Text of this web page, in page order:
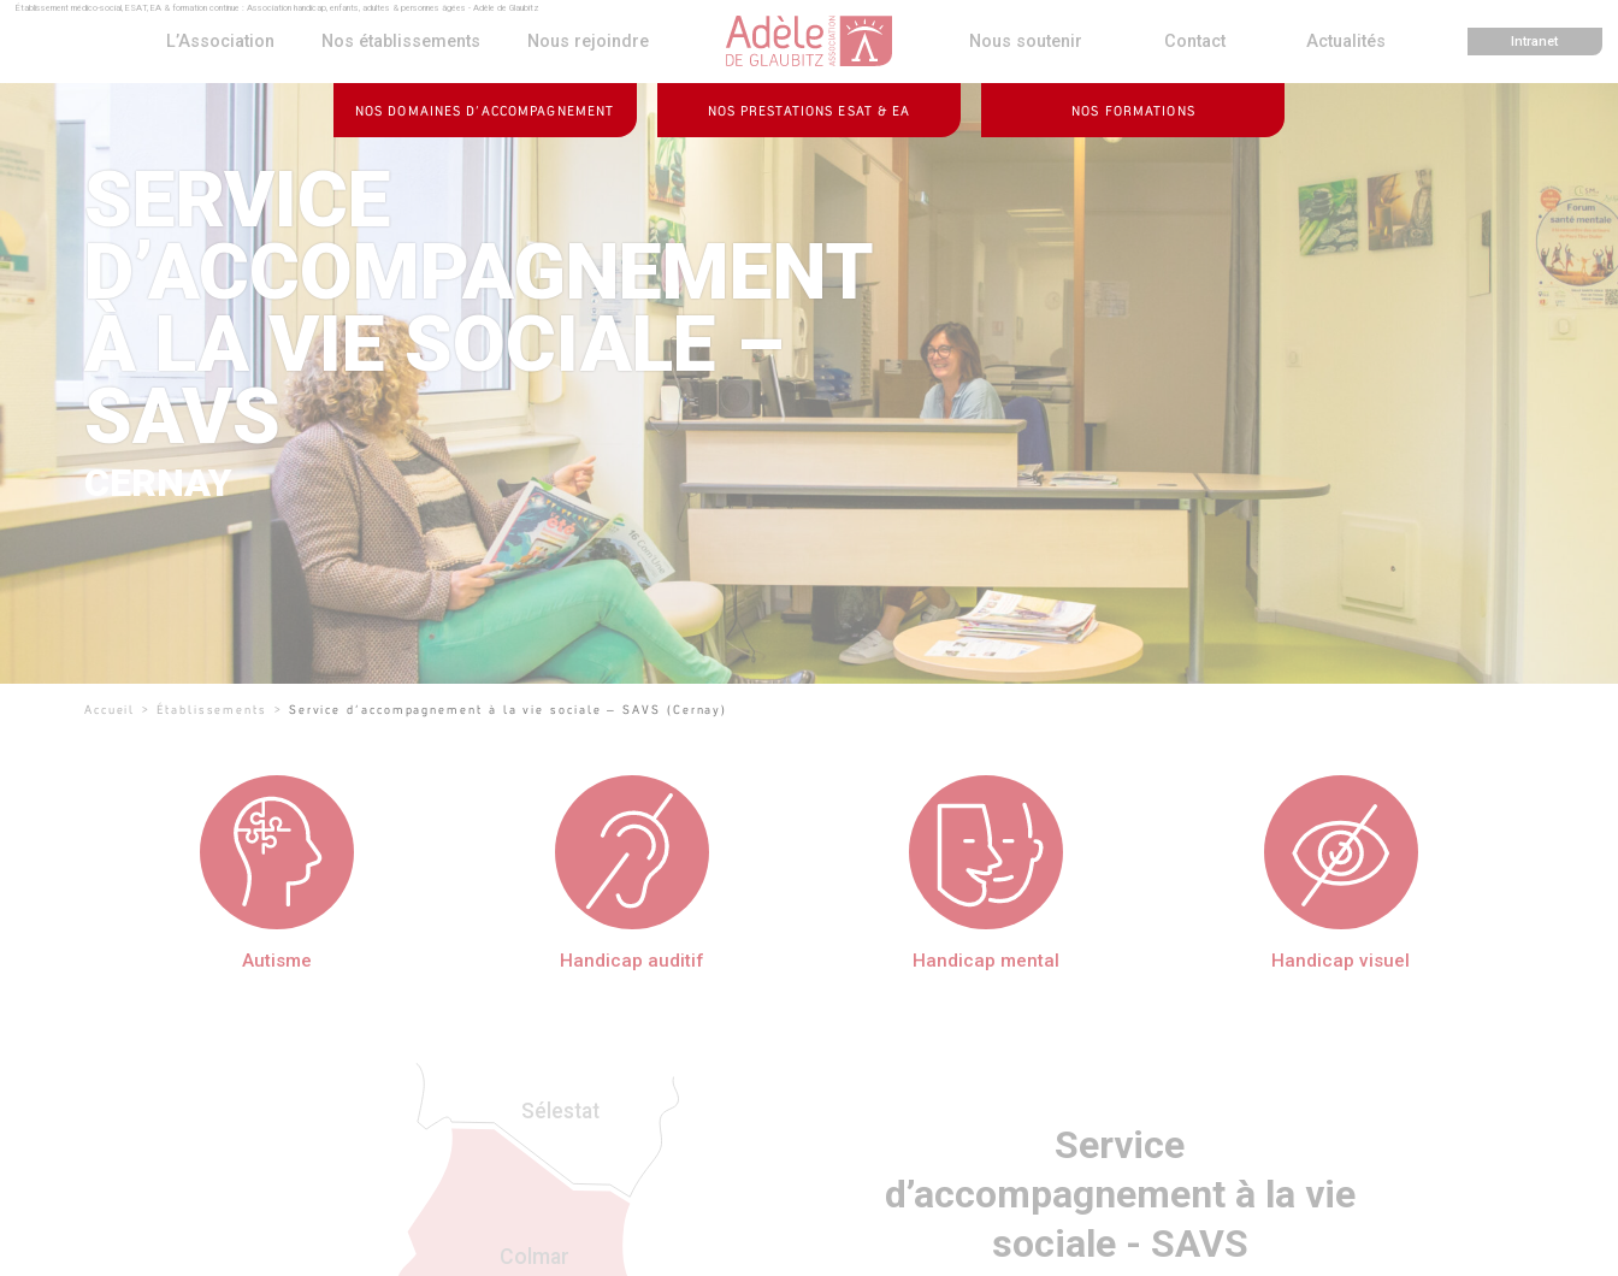
Panneau de gestion des cookies
Établissement médico-social, ESAT, EA & formation continue : Association handicap, enfants, adultes & personnes âgées - Adèle de Glaubitz
L’Association Nos établissements Nous rejoindre Nous soutenir Contact Actualités Intranet
NOS DOMAINES D’ACCOMPAGNEMENT NOS PRESTATIONS ESAT & EA NOS FORMATIONS
SERVICE
D’ACCOMPAGNEMENT
À LA VIE SOCIALE –
SAVS
CERNAY
Accueil > Établissements > Service d’accompagnement à la vie sociale – SAVS (Cernay)
Autisme Handicap auditif Handicap mental Handicap visuel
Sélestat
Colmar
Service
d’accompagnement à la vie
sociale - SAVS